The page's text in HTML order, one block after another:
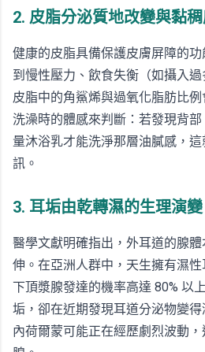
2. 皮脂分泌質地改變與黏
健康的皮脂具備保護皮膚屏障的
到慢性壓力、飲食失衡（如攝入
皮脂中的角鯊烯與過氧化脂肪比
洗澡時的體感來判斷：若發現背
量沐浴乳才能洗淨那層油膩感，
訊。
3. 耳垢由乾轉濕的生理演變
醫學文獻明確指出，外耳道的腺
伸。在亞洲人群中，天生擁有濕
下頂漿腺發達的機率高達 80% 以
垢，卻在近期發現耳道分泌物變
內荷爾蒙可能正在經歷劇烈波動